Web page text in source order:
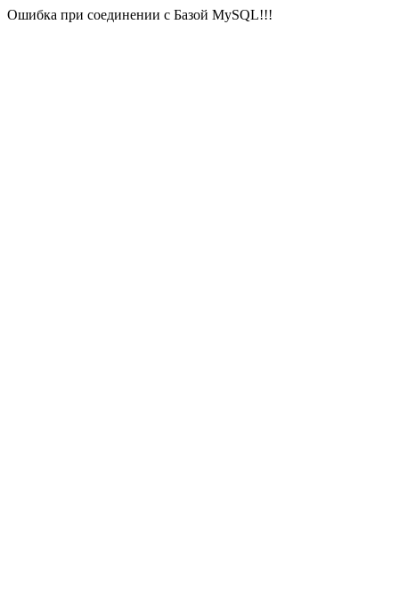
Ошибка при соединении с Базой MySQL!!!